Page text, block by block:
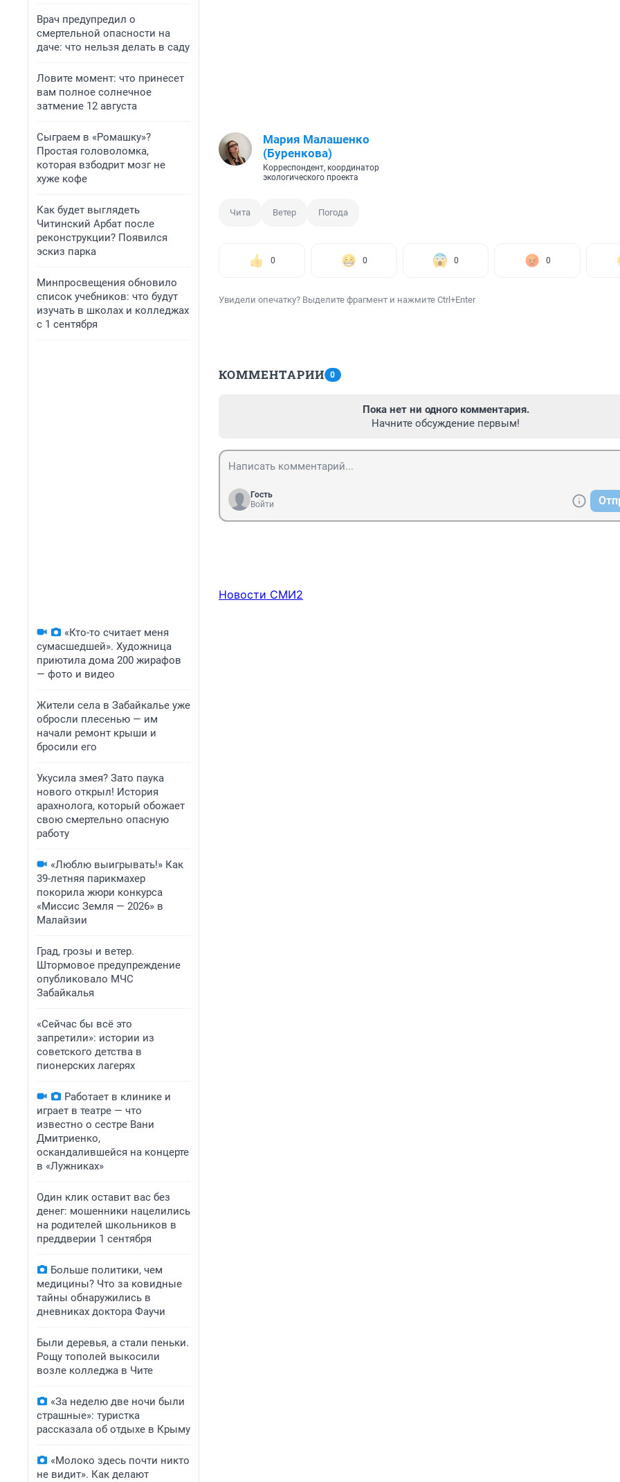
Врач предупредил о
смертельной опасности на
даче: что нельзя делать в саду
Ловите момент: что принесет
вам полное солнечное
затмение 12 августа
Сыграем в «Ромашку»?
Простая головоломка,
которая взбодрит мозг не
хуже кофе
Как будет выглядеть
Читинский Арбат после
реконструкции? Появился
эскиз парка
Минпросвещения обновило
список учебников: что будут
изучать в школах и колледжах
с 1 сентября
«Кто-то считает меня
сумасшедшей». Художница
приютила дома 200 жирафов
— фото и видео
Жители села в Забайкалье уже
обросли плесенью — им
начали ремонт крыши и
бросили его
Укусила змея? Зато паука
нового открыл! История
арахнолога, который обожает
свою смертельно опасную
работу
«Люблю выигрывать!» Как
39-летняя парикмахер
покорила жюри конкурса
«Миссис Земля — 2026» в
Малайзии
Град, грозы и ветер.
Штормовое предупреждение
опубликовало МЧС
Забайкалья
«Сейчас бы всё это
запретили»: истории из
советского детства в
пионерских лагерях
Работает в клинике и
играет в театре — что
известно о сестре Вани
Дмитриенко,
оскандалившейся на концерте
в «Лужниках»
Один клик оставит вас без
денег: мошенники нацелились
на родителей школьников в
преддверии 1 сентября
Больше политики, чем
медицины? Что за ковидные
тайны обнаружились в
дневниках доктора Фаучи
Были деревья, а стали пеньки.
Рощу тополей выкосили
возле колледжа в Чите
«За неделю две ночи были
страшные»: туристка
рассказала об отдыхе в Крыму
«Молоко здесь почти никто
не видит». Как делают
Мария Малашенко
(Буренкова)
Корреспондент, координатор
экологического проекта
Чита Ветер Погода
0 0 0 0
Увидели опечатку? Выделите фрагмент и нажмите Ctrl+Enter
КОММЕНТАРИИ 0
Пока нет ни одного комментария.
Начните обсуждение первым!
Гость
Войти
Новости СМИ2